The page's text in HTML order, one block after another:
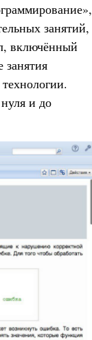
занятий,
включённый
и до